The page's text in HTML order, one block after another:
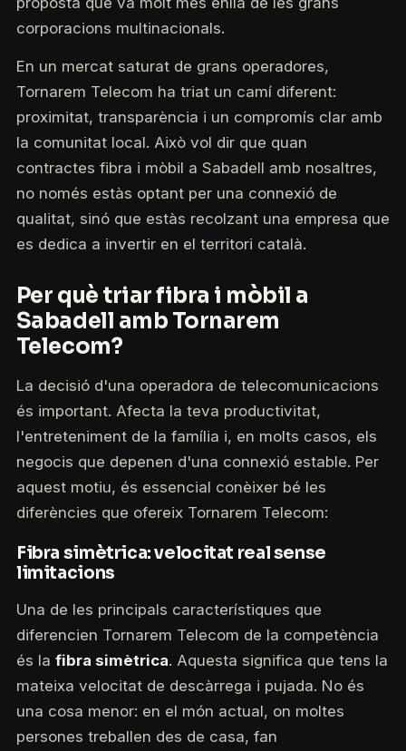
corporacions multinacionals.
En un mercat saturat de grans operadores,
Tornarem Telecom ha triat un camí diferent:
proximitat, transparència i un compromís clar amb
la comunitat local. Això vol dir que quan
contractes fibra i mòbil a Sabadell amb nosaltres,
no només estàs optant per una connexió de
qualitat, sinó que estàs recolzant una empresa que
es dedica a invertir en el territori català.
Per què triar fibra i mòbil a
Sabadell amb Tornarem
Telecom?
La decisió d'una operadora de telecomunicacions
és important. Afecta la teva productivitat,
l'entreteniment de la família i, en molts casos, els
negocis que depenen d'una connexió estable. Per
aquest motiu, és essencial conèixer bé les
diferències que ofereix Tornarem Telecom:
Fibra simètrica: velocitat real sense
limitacions
Una de les principals característiques que
diferencien Tornarem Telecom de la competència
és la fibra simètrica. Aquesta significa que tens la
mateixa velocitat de descàrrega i pujada. No és
una cosa menor: en el món actual, on moltes
persones treballen des de casa, fan